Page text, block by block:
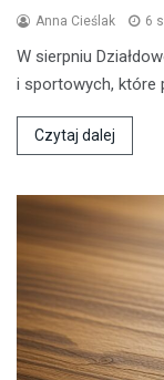
Anna Cieślak 6
W sierpniu
i sportowych, które
Czytaj dalej